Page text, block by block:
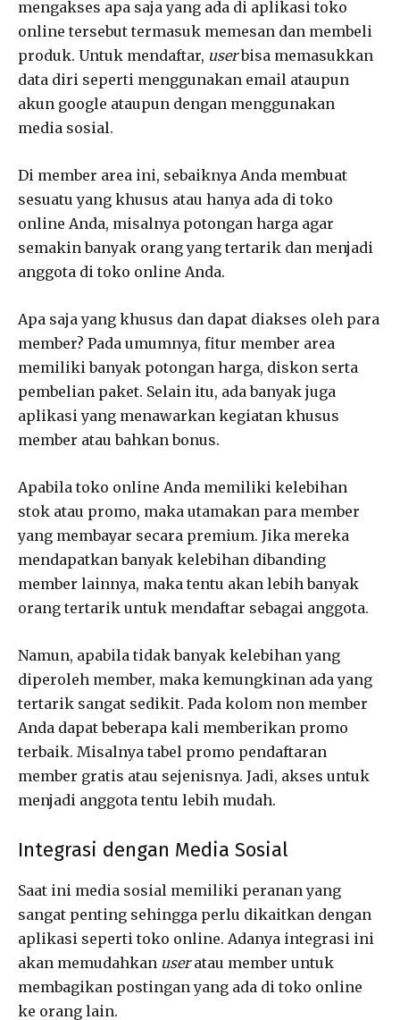
mengakses apa saja yang ada di aplikasi toko
online tersebut termasuk memesan dan membeli
produk. Untuk mendaftar, userbisa memasukkan
data diri seperti menggunakan email ataupun
akun google ataupun dengan menggunakan
media sosial.
Di member area ini, sebaiknya Anda membuat
sesuatu yang khusus atau hanya ada di toko
online Anda, misalnya potongan harga agar
semakin banyak orang yang tertarik dan menjadi
anggota di toko online Anda.
Apa saja yang khusus dan dapat diakses oleh para
member? Pada umumnya, fitur member area
memiliki banyak potongan harga, diskon serta
pembelian paket. Selain itu, ada banyak juga
aplikasi yang menawarkan kegiatan khusus
member atau bahkan bonus.
Apabila toko online Anda memiliki kelebihan
stok atau promo, maka utamakan para member
yang membayar secara premium. Jika mereka
mendapatkan banyak kelebihan dibanding
member lainnya, maka tentu akan lebih banyak
orang tertarik untuk mendaftar sebagai anggota.
Namun, apabila tidak banyak kelebihan yang
diperoleh member, maka kemungkinan ada yang
tertarik sangat sedikit. Pada kolom non member
Anda dapat beberapa kali memberikan promo
terbaik. Misalnya tabel promo pendaftaran
member gratis atau sejenisnya. Jadi, akses untuk
menjadi anggota tentu lebih mudah.
Integrasi dengan Media Sosial
Saat ini media sosial memiliki peranan yang
sangat penting sehingga perlu dikaitkan dengan
aplikasi seperti toko online. Adanya integrasi ini
akan memudahkan useratau member untuk
membagikan postingan yang ada di toko online
ke orang lain.